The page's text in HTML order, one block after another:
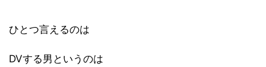
ひとつ言えるのは
DVする男というのは